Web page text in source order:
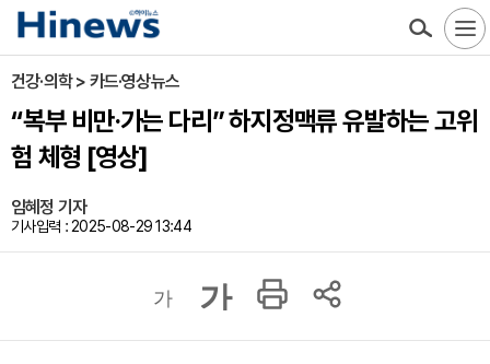
건강·의학 > 카드·영상뉴스
“복부 비만·가는 다리” 하지정맥류 유발하는 고위
험 체형 [영상]
임혜정 기자
기사입력 : 2025-08-29 13:44
가 가